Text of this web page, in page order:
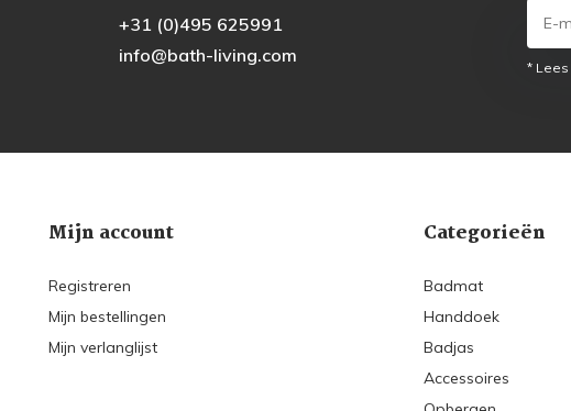
+31 (0)495 625991
info@bath-living.com
*
Mijn account
Registreren
Mijn bestellingen
Mijn verlanglijst
Categorieën
Badmat
Handdoek
Badjas
Accessoires